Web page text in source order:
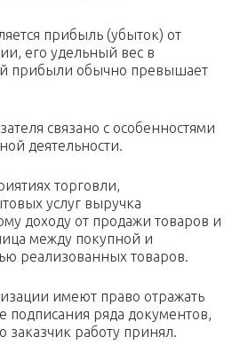
прибыль (убыток) от
его удельный вес в
прибыли обычно превышает
связано с особенностями
деятельности.
торговли,
услуг выручка
доходу от продажи товаров и
между покупной и
реализованных товаров.
имеют право отражать
подписания ряда документов,
заказчик работу принял.